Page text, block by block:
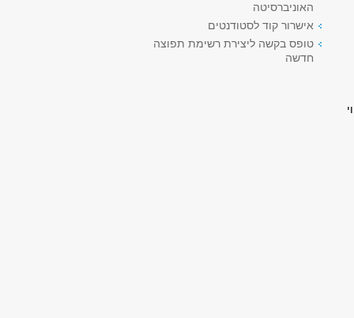
האוניברסיטה
אישרור קוד לסטודנטים
טופס בקשה ליצירת רשימת תפוצה
חדשה